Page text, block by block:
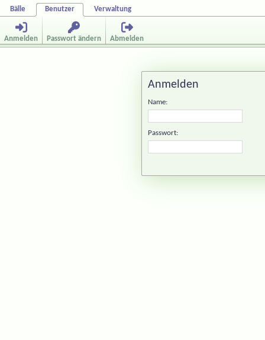
Bälle Benutzer Verwaltung
Anmelden Passwort ändern Abmelden
Anmelden
Name:
Passwort: